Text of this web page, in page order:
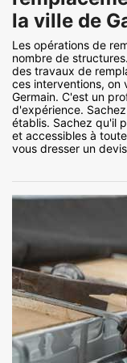
la ville de
Les opérations de
nombre de
des travaux de
ces interventions, on
Germain. C'est un
d'expérience.
établis. Sachez qu'il
et accessibles à
vous dresser un